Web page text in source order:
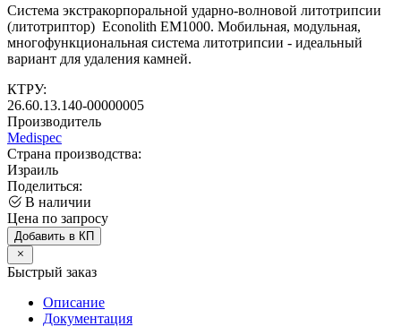
Система экстракорпоральной ударно-волновой литотрипсии
(литотриптор) Econolith ЕМ1000. Мобильная, модульная,
многофункциональная система литотрипсии - идеальный
вариант для удаления камней.
КТРУ:
26.60.13.140-00000005
Производитель
Medispec
Страна производства:
Израиль
Поделиться:
В наличии
Цена по запросу
Добавить в КП
Быстрый заказ
Описание
Документация